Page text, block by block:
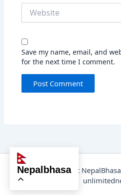
Save my name, email, and
for the next time I comment.
@2025 Copyright
nepalbhasa